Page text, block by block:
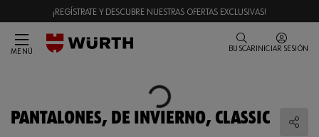
¡REGÍSTRATE Y DESCUBRE NUESTRAS OFERTAS EXCLUSIVAS!
MENÚ BUSCAR INICIAR SESIÓN
Loading...
PANTALONES, DE INVIERNO, CLASSIC